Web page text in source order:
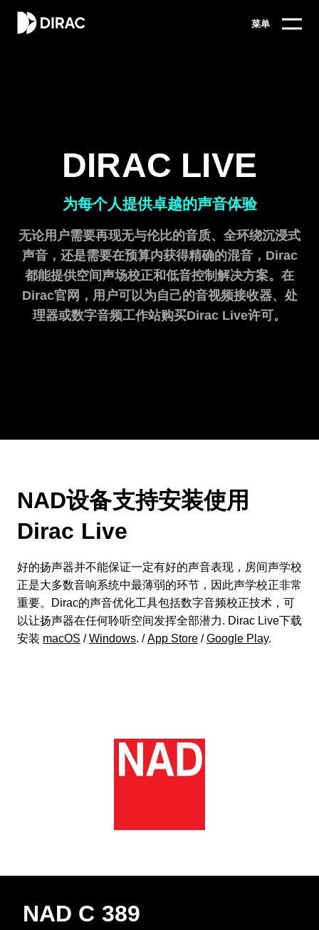
菜单
DIRAC LIVE
为每个人提供卓越的声音体验
无论用户需要再现无与伦比的音质、全环绕沉浸式
声音，还是需要在预算内获得精确的混音，Dirac
都能提供空间声场校正和低音控制解决方案。在
Dirac官网，用户可以为自己的音视频接收器、处
理器或数字音频工作站购买Dirac Live许可。
NAD设备支持安装使用
Dirac Live
好的扬声器并不能保证一定有好的声音表现，房间声学校
正是大多数音响系统中最薄弱的环节，因此声学校正非常
重要。Dirac的声音优化工具包括数字音频校正技术，可
以让扬声器在任何聆听空间发挥全部潜力. Dirac Live下载
安装 macOS /Windows. /App Store /Google Play.
NAD C 389